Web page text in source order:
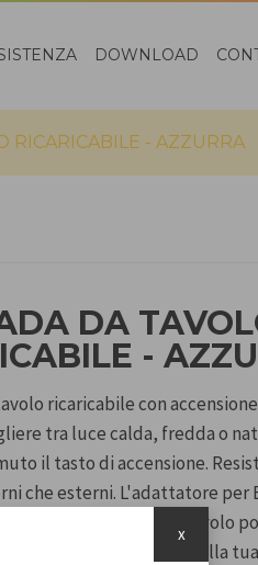
DOWNLOAD
RICARICABILE - AZZURRA
DA
-
ricaricabile con
tra luce calda, fredda o
il tasto di accensione.
che esterni. L'adattatore per
alla versione da tavolo
preferita al centro della
x